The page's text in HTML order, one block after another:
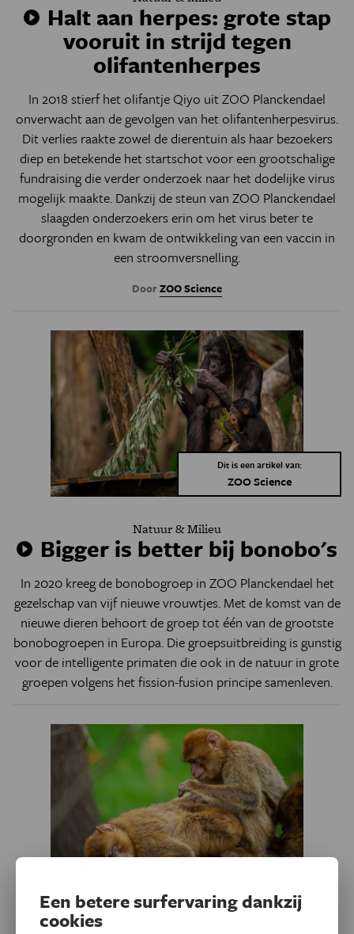
Halt aan herpes: grote stap
vooruit in strijd tegen
olifantenherpes
In 2018 stierf het olifantje Qiyo uit ZOO Planckendael
onverwacht aan de gevolgen van het olifantenherpesvirus.
Dit verlies raakte zowel de dierentuin als haar bezoekers
diep en betekende het startschot voor een grootschalige
fundraising die verder onderzoek naar het dodelijke virus
mogelijk maakte. Dankzij de steun van ZOO Planckendael
slaagden onderzoekers erin om het virus beter te
doorgronden en kwam de ontwikkeling van een vaccin in
een stroomversnelling.
DoorZOO Science
Dit is een artikel van:
ZOO Science
Natuur & Milieu
Bigger is better bij bonobo's
In 2020 kreeg de bonobogroep in ZOO Planckendael het
gezelschap van vijf nieuwe vrouwtjes. Met de komst van de
nieuwe dieren behoort de groep tot één van de grootste
bonobogroepen in Europa. Die groepsuitbreiding is gunstig
voor de intelligente primaten die ook in de natuur in grote
groepen volgens het fission-fusion principe samenleven.
Een betere surfervaring dankzij
cookies